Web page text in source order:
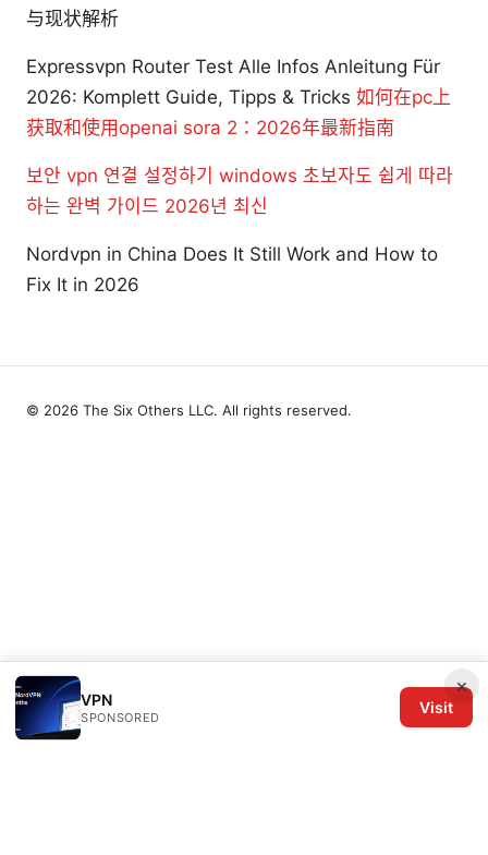
与现状解析
Expressvpn Router Test Alle Infos Anleitung Für
2026: Komplett Guide, Tipps & Tricks 如何在pc上
获取和使用openai sora 2：2026年最新指南
보안 vpn 연결 설정하기 windows 초보자도 쉽게 따라
하는 완벽 가이드 2026년 최신
Nordvpn in China Does It Still Work and How to
Fix It in 2026
×
VPN
SPONSORED
Visit
© 2026 The Six Others LLC. All rights reserved.